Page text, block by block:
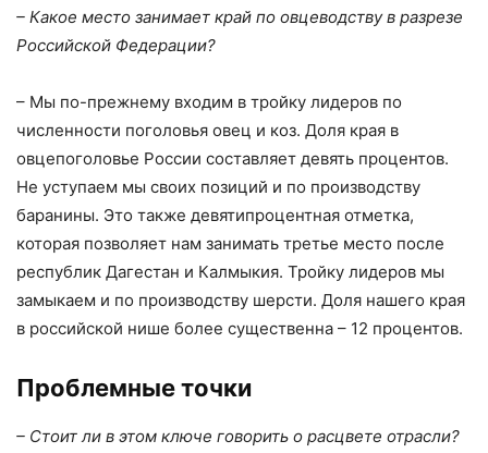
– Какое место занимает край по овцеводству в разрезе
Российской Федерации?
– Мы по-прежнему входим в тройку лидеров по
численности поголовья овец и коз. Доля края в
овцепоголовье России составляет девять процентов.
Не уступаем мы своих позиций и по производству
баранины. Это также девятипроцентная отметка,
которая позволяет нам занимать третье место после
республик Дагестан и Калмыкия. Тройку лидеров мы
замыкаем и по производству шерсти. Доля нашего края
в российской нише более существенна – 12 процентов.
Проблемные точки
– Стоит ли в этом ключе говорить о расцвете отрасли?